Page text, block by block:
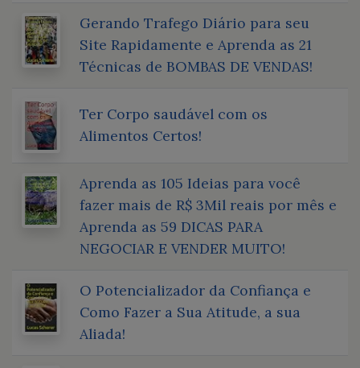
Gerando Trafego Diário para seu
Site Rapidamente e Aprenda as 21
Técnicas de BOMBAS DE VENDAS!
Ter Corpo saudável com os
Alimentos Certos!
Aprenda as 105 Ideias para você
fazer mais de R$ 3Mil reais por mês e
Aprenda as 59 DICAS PARA
NEGOCIAR E VENDER MUITO!
O Potencializador da Confiança e
Como Fazer a Sua Atitude, a sua
Aliada!